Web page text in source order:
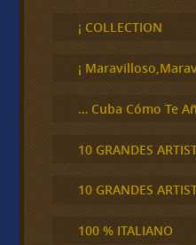
c
a
¡ COLLECTION
¡
… Cuba Cómo Te
10 GRANDES
10 GRANDES
100 % ITALIANO